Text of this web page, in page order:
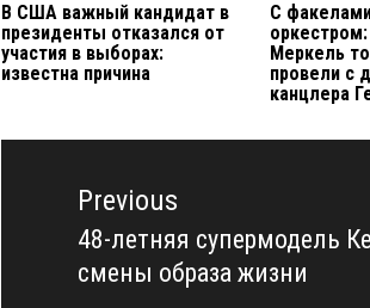
В США важный кандидат в
президенты отказался от
участия в выборах:
известна причина
С
Меркель
провели с
канцлера
Навигация
записямPrevious
Previous
post:
48-летняя супермодель
смены образа жизни